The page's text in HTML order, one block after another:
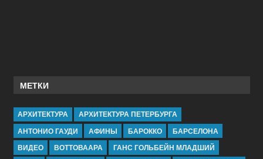
МЕТКИ
АРХИТЕКТУРА
АРХИТЕКТУРА ПЕТЕРБУРГА
АНТОНИО ГАУДИ
АФИНЫ БАРОККО
БАРСЕЛОНА
ВИДЕО
ВОТТОВААРА
ГАНС ГОЛЬБЕЙН МЛАДШИЙ